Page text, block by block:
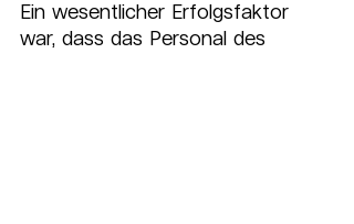
Ein wesentlicher Erfolgsfaktor
war, dass das Personal des